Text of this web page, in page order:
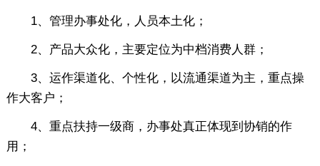
1、管理办事处化，人员本土化；
2、产品大众化，主要定位为中档消费人群；
3、运作渠道化、个性化，以流通渠道为主，重点操
作大客户；
4、重点扶持一级商，办事处真正体现到协销的作
用；